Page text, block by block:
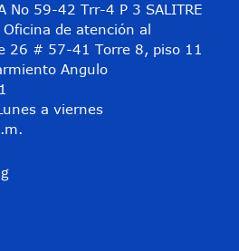
No 59-42 Trr-4 P 3 SALITRE
de atención al
26 # 57-41 Torre 8, piso 11
Angulo
a viernes